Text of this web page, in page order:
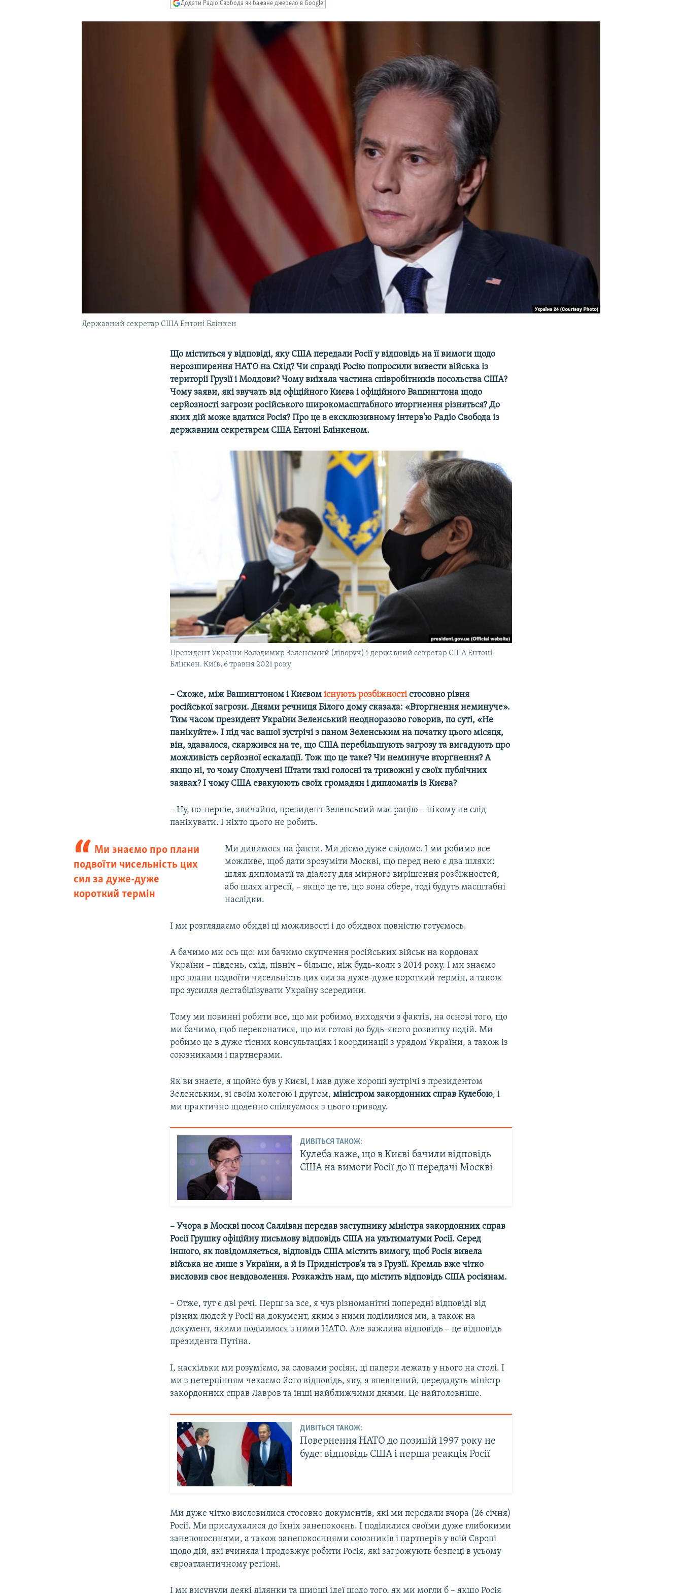
Додати Радіо Свобода як бажане джерело в Google
Державний секретар США Ентоні Блінкен
Що міститься у відповіді, яку США передали Росії у відповідь на її вимоги щодо
нерозширення НАТО на Схід? Чи справді Росію попросили вивести війська із
території Грузії і Молдови? Чому виїхала частина співробітників посольства США?
Чому заяви, які звучать від офіційного Києва і офіційного Вашингтона щодо
серйозності загрози російського широкомасштабного вторгнення різняться? До
яких дій може вдатися Росія? Про це в ексклюзивному інтерв'ю Радіо Свобода із
державним секретарем США Ентоні Блінкеном.
Президент України Володимир Зеленський (ліворуч) і державний секретар США Ентоні
Блінкен. Київ, 6 травня 2021 року
– Схоже, між Вашингтоном і Києвоміснують розбіжностістосовно рівня
російської загрози. Днями речниця Білого дому сказала: «Вторгнення неминуче».
Тим часом президент України Зеленський неодноразово говорив, по суті, «Не
панікуйте». І під час вашої зустрічі з паном Зеленським на початку цього місяця,
він, здавалося, скаржився на те, що США перебільшують загрозу та вигадують про
можливість серйозної ескалації. Тож що це таке? Чи неминуче вторгнення? А
якщо ні, то чому Сполучені Штати такі голосні та тривожні у своїх публічних
заявах? І чому США евакуюють своїх громадян і дипломатів із Києва?
– Ну, по-перше, звичайно, президент Зеленський має рацію – нікому не слід
панікувати. І ніхто цього не робить.
Ми знаємо про плани
подвоїти чисельність цих
сил за дуже-дуже
короткий термін
Ми дивимося на факти. Ми діємо дуже свідомо. І ми робимо все
можливе, щоб дати зрозуміти Москві, що перед нею є два шляхи:
шлях дипломатії та діалогу для мирного вирішення розбіжностей,
або шлях агресії, – якщо це те, що вона обере, тоді будуть масштабні
наслідки.
І ми розглядаємо обидві ці можливості і до обидвох повністю готуємось.
А бачимо ми ось що: ми бачимо скупчення російських військ на кордонах
України – південь, схід, північ – більше, ніж будь-коли з 2014 року. І ми знаємо
про плани подвоїти чисельність цих сил за дуже-дуже короткий термін, а також
про зусилля дестабілізувати Україну зсередини.
Тому ми повинні робити все, що ми робимо, виходячи з фактів, на основі того, що
ми бачимо, щоб переконатися, що ми готові до будь-якого розвитку подій. Ми
робимо це в дуже тісних консультаціях і координації з урядом України, а також із
союзниками і партнерами.
Як ви знаєте, я щойно був у Києві, і мав дуже хороші зустрічі з президентом
Зеленським, зі своїм колегою і другом,міністром закордонних справ Кулебою, і
ми практично щоденно спілкуємося з цього приводу.
ДИВІТЬСЯ ТАКОЖ:
Кулеба каже, що в Києві бачили відповідь
США на вимоги Росії до її передачі Москві
– Учора в Москві посол Салліван передав заступнику міністра закордонних справ
Росії Грушку офіційну письмову відповідь США на ультиматуми Росії. Серед
іншого, як повідомляється, відповідь США містить вимогу, щоб Росія вивела
війська не лише з України, а й із Придністров’я та з Грузії. Кремль вже чітко
висловив своє невдоволення. Розкажіть нам, що містить відповідь США росіянам.
– Отже, тут є дві речі. Перш за все, я чув різноманітні попередні відповіді від
різних людей у Росії на документ, яким з ними поділилися ми, а також на
документ, якими поділилося з ними НАТО. Але важлива відповідь – це відповідь
президента Путіна.
І, наскільки ми розуміємо, за словами росіян, ці папери лежать у нього на столі. І
ми з нетерпінням чекаємо його відповідь, яку, я впевнений, передадуть міністр
закордонних справ Лавров та інші найближчими днями. Це найголовніше.
ДИВІТЬСЯ ТАКОЖ:
Повернення НАТО до позицій 1997 року не
буде: відповідь США і перша реакція Росії
Ми дуже чітко висловилися стосовно документів, які ми передали вчора (26 січня)
Росії. Ми прислухалися до їхніх занепокоєнь. І поділилися своїми дуже глибокими
занепокоєннями, а також занепокоєннями союзників і партнерів у всій Європі
щодо дій, які вчиняла і продовжує робити Росія, які загрожують безпеці в усьому
євроатлантичному регіоні.
І ми висунули деякі ділянки та ширші ідеї щодо того, як ми могли б – якщо Росія